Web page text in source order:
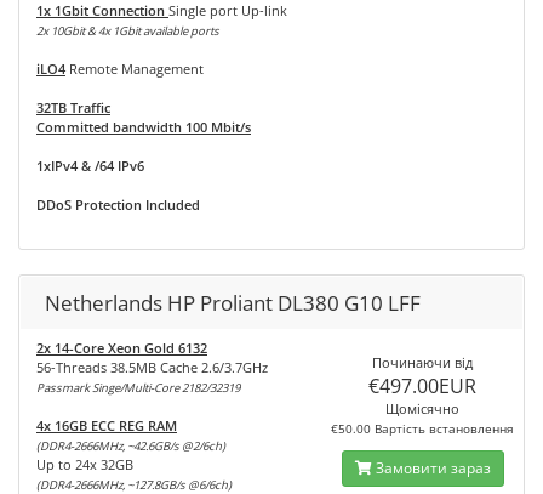
1x 1Gbit Connection Single port Up-link
2x 10Gbit & 4x 1Gbit available ports
iLO4 Remote Management
32TB Traffic
Committed bandwidth 100 Mbit/s
1xIPv4 & /64 IPv6
DDoS Protection Included
Netherlands HP Proliant DL380 G10 LFF
2x 14-Core Xeon Gold 6132
56-Threads 38.5MB Cache 2.6/3.7GHz
Passmark Singe/Multi-Core 2182/32319
4x 16GB ECC REG RAM
(DDR4-2666MHz, ~42.6GB/s @2/6ch)
Up to 24x 32GB
(DDR4-2666MHz, ~127.8GB/s @6/6ch)
Починаючи від
€497.00EUR
Щомісячно
€50.00 Вартість встановлення
Замовити зараз